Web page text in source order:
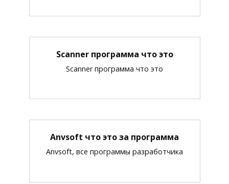
Scanner программа что это
Scanner программа что это
Anvsoft что это за программа
Anvsoft, все программы разработчика